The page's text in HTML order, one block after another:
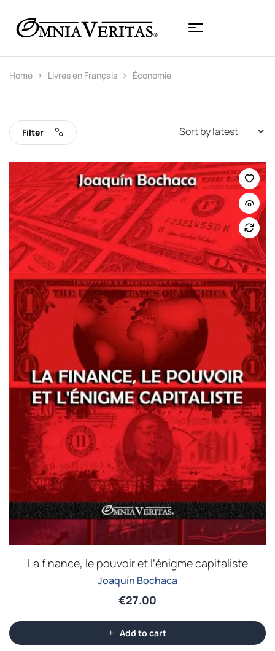
Home Livres en Français Économie
Filter
La finance, le pouvoir et l’énigme capitaliste
Joaquín Bochaca
€27.00
Add to cart